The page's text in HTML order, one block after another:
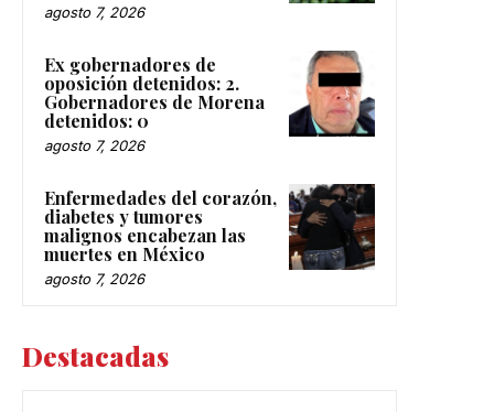
agosto 7, 2026
Ex gobernadores de
oposición detenidos: 2.
Gobernadores de Morena
detenidos: 0
agosto 7, 2026
Enfermedades del corazón,
diabetes y tumores
malignos encabezan las
muertes en México
agosto 7, 2026
Destacadas